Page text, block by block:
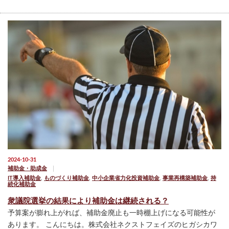
2024-10-31
補助金・助成金
IT導入補助金
ものづくり補助金 中小企業省力化投資補助金 事業再構築補助金 持
続化補助金
衆議院選挙の結果により補助金は継続される？
予算案が膨れ上がれば、補助金廃止も一時棚上げになる可能性が
あります。 こんにちは。株式会社ネクストフェイズのヒガシカワ